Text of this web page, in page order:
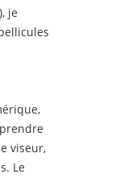
je
viseur,
Le